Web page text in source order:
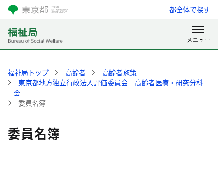
都全体で探す
福祉局トップ 高齢者
高齢者施策
東京都地方独立行政法人評価委員会 高齢者医療・研究分科
会
委員名簿
委員名簿